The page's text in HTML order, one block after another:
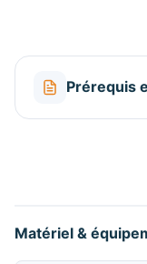
Prérequis
Matériel &